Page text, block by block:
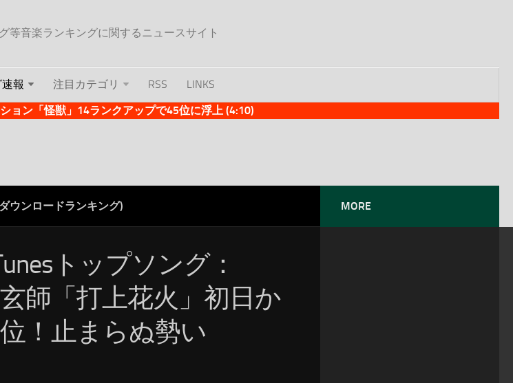
等音楽ランキングに関するニュースサイト
報 注目カテゴリ RSS
LINKS
ョン「怪獣」14ランクアップで45位に浮上 (4:10)
ウンロードランキング)
トップソング：
玄師「打上花火」初日か
！止まらぬ勢い
MORE